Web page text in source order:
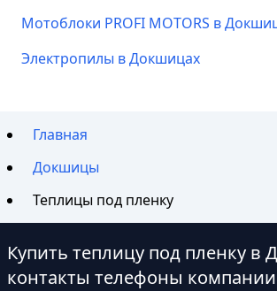
Мотоблоки PROFI MOTORS в
Электропилы в Докшицах
Главная
Докшицы
Теплицы под пленку
Купить теплицу под пленку в
контакты телефоны